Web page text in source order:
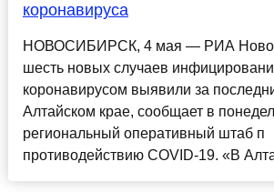
коронавируса
НОВОСИБИРСК, 4 мая — РИА
шесть новых случаев
коронавирусом выявили за
Алтайском крае, сообщает в
региональный оперативный штаб п
противодействию COVID-19. «В